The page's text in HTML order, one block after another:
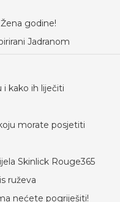
godine!
Jadranom
kako ih liječiti
morate posjetiti
Skinlick Rouge365
ruževa
nećete pogriješiti!